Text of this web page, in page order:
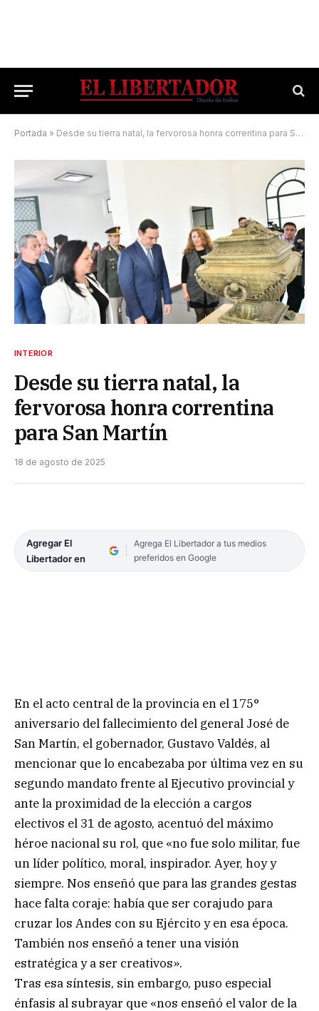
Portada » Desde su tierra natal, la fervorosa honra correntina para San Martín
INTERIOR
Desde su tierra natal, la
fervorosa honra correntina
para San Martín
18 de agosto de 2025
Agregar El
Libertador en
Agrega El Libertador a tus medios
preferidos en Google
En el acto central de la provincia en el 175°
aniversario del fallecimiento del general José de
San Martín, el gobernador, Gustavo Valdés, al
mencionar que lo encabezaba por última vez en su
segundo mandato frente al Ejecutivo provincial y
ante la proximidad de la elección a cargos
electivos el 31 de agosto, acentuó del máximo
héroe nacional su rol, que «no fue solo militar, fue
un líder político, moral, inspirador. Ayer, hoy y
siempre. Nos enseñó que para las grandes gestas
hace falta coraje: había que ser corajudo para
cruzar los Andes con su Ejército y en esa época.
También nos enseñó a tener una visión
estratégica y a ser creativos».
Tras esa síntesis, sin embargo, puso especial
énfasis al subrayar que «nos enseñó el valor de la